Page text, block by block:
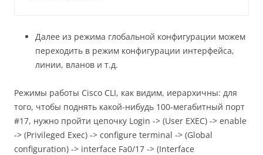
Далее из режима глобальной конфигурации можем
переходить в режим конфигурации интерфейса,
линии, вланов и т.д.
Режимы работы Cisco CLI, как видим, иерархичны: для
того, чтобы поднять какой-нибудь 100-мегабитный порт
#17, нужно пройти цепочку Login -> (User EXEC) -> enable
-> (Privileged Exec) -> configure terminal -> (Global
configuration) -> interface Fa0/17 -> (Interface